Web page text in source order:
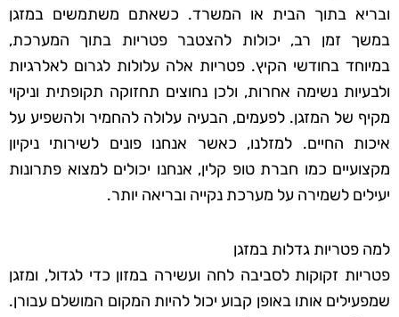
ובריא בתוך הבית או המשרד. כשאתם משתמשים במזגן
במשך זמן רב, יכולות להצטבר פטריות בתוך המערכת,
במיוחד בחודשי הקיץ. פטריות אלה עלולות לגרום לאלרגיות
ולבעיות נשימה אחרות, ולכן נחוצים תחזוקה תקופתית וניקוי
מקיף של המזגן. לפעמים, הבעיה עלולה להחמיר ולהשפיע על
איכות החיים. למזלנו, כאשר אנחנו פונים לשירותי ניקיון
מקצועיים כמו חברת טופ קלין, אנחנו יכולים למצוא פתרונות
יעילים לשמירה על מערכת נקייה ובריאה יותר.
למה פטריות גדלות במזגן
פטריות זקוקות לסביבה לחה ועשירה במזון כדי לגדול, ומזגן
שמפעילים אותו באופן קבוע יכול להיות המקום המושלם עבורן.